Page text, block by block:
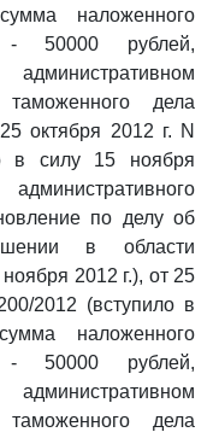
наложенного
- 50000 рублей,
дела
октября 2012 г. N
в силу 15 ноября
по делу об
в области
2012 г.), от 25
2012 (вступило в
наложенного
- 50000 рублей,
дела